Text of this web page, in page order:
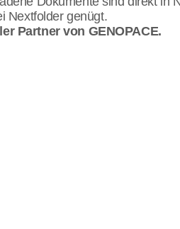
Nextfolder genügt.
Partner von GENOPACE.